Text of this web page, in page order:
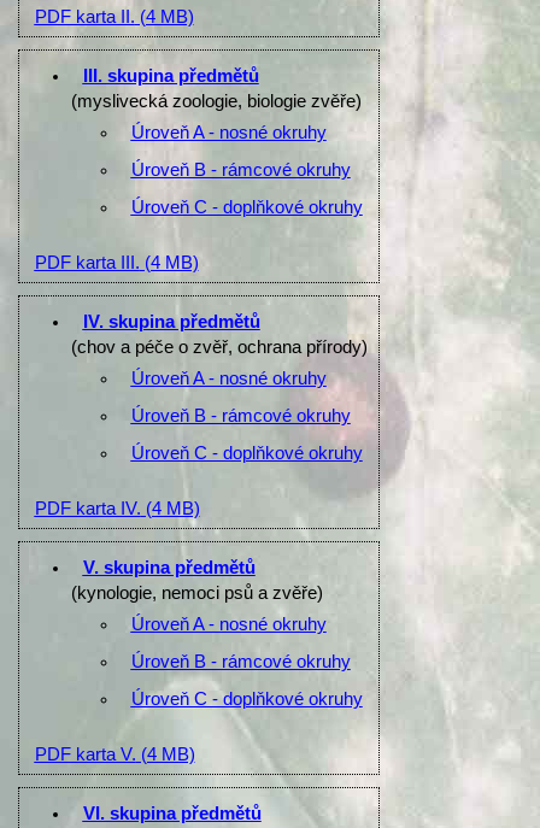
PDF karta II. (4 MB)
III. skupina předmětů
(myslivecká zoologie, biologie zvěře)
Úroveň A - nosné okruhy
Úroveň B - rámcové okruhy
Úroveň C - doplňkové okruhy
PDF karta III. (4 MB)
IV. skupina předmětů
(chov a péče o zvěř, ochrana přírody)
Úroveň A - nosné okruhy
Úroveň B - rámcové okruhy
Úroveň C - doplňkové okruhy
PDF karta IV. (4 MB)
V. skupina předmětů
(kynologie, nemoci psů a zvěře)
Úroveň A - nosné okruhy
Úroveň B - rámcové okruhy
Úroveň C - doplňkové okruhy
PDF karta V. (4 MB)
VI. skupina předmětů